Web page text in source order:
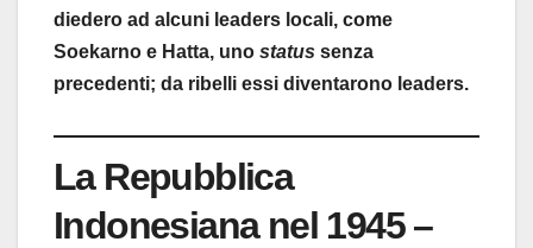
diedero ad alcuni leaders locali, come
Soekarno e Hatta, uno status senza
precedenti; da ribelli essi diventarono leaders.
La Repubblica
Indonesiana nel 1945 –